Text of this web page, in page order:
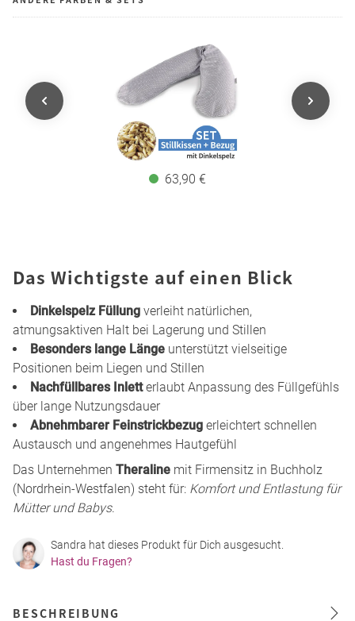
63,90 €
Das Wichtigste auf einen Blick
Dinkelspelz Füllung verleiht natürlichen,
atmungsaktiven Halt bei Lagerung und Stillen
Besonders lange Länge unterstützt vielseitige
Positionen beim Liegen und Stillen
Nachfüllbares Inletterlaubt Anpassung des Füllgefühls
über lange Nutzungsdauer
Abnehmbarer Feinstrickbezug erleichtert schnellen
Austausch und angenehmes Hautgefühl
Das Unternehmen Theraline mit Firmensitz in Buchholz
(Nordrhein-Westfalen) steht für: Komfort und Entlastung für
Mütter und Babys.
Sandra hat dieses Produkt für Dich ausgesucht.
Hast du Fragen?
BESCHREIBUNG